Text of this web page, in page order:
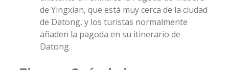
de Yingxian, que está muy cerca de la ciudad
de Datong, y los turistas normalmente
añaden la pagoda en su itinerario de
Datong.